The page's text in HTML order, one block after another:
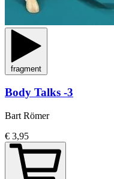
fragment
Body Talks -3
Bart Römer
€ 3,95